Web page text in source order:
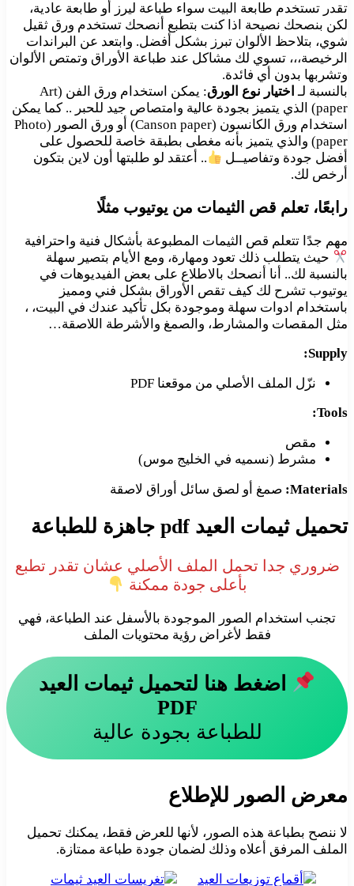
تقدر تستخدم طابعة البيت سواء طباعة ليرز أو طابعة عادية،
لكن بنصحك نصيحة اذا كنت بتطبع أنصحك تستخدم ورق ثقيل
شوي، بتلاحظ الألوان تبرز بشكل أفضل. وابتعد عن البراندات
الرخيصة،،، تسوي لك مشاكل عند طباعة الأوراق وتمتص الألوان
وتشربها بدون أي فائدة.
بالنسبة لـ اختيار نوع الورق
: يمكن استخدام ورق الفن (Art
paper) الذي يتميز بجودة عالية وامتصاص جيد للحبر .. كما يمكن
استخدام ورق الكانسون (Canson paper) أو ورق الصور (Photo
paper) والذي يتميز بأنه مغطى بطبقة خاصة للحصول على
أفضل جودة وتفاصيــل
.. أعتقد لو طلبتها أون لاين بتكون
أرخص لك.
رابعًا، تعلم قص الثيمات من يوتيوب مثلًا
مهم جدًا تتعلم قص الثيمات المطبوعة بأشكال فنية واحترافية
حيث يتطلب ذلك تعود ومهارة، ومع الأيام بتصير سهلة
بالنسبة لك.. أنا أنصحك بالاطلاع على بعض الفيديوهات في
يوتيوب تشرح لك كيف تقص الأوراق بشكل فني ومميز
باستخدام ادوات سهلة وموجودة بكل تأكيد عندك في البيت، ،
مثل المقصات والمشارط، والصمغ والأشرطة اللاصقة…
Supply:
نزّل الملف الأصلي من موقعنا PDF
Tools:
مقص
مشرط (نسميه في الخليج موس)
Materials: صمغ أو لصق سائل أوراق لاصقة
تحميل ثيمات العيد pdf جاهزة للطباعة
ضروري جدا تحمل الملف الأصلي عشان تقدر تطبع
بأعلى جودة ممكنة
تجنب استخدام الصور الموجودة بالأسفل عند الطباعة، فهي
فقط لأغراض رؤية محتويات الملف
اضغط هنا لتحميل ثيمات العيد
PDF
للطباعة بجودة عالية
معرض الصور للإطلاع
لا ننصح بطباعة هذه الصور، لأنها للعرض فقط، يمكنك تحميل
الملف المرفق أعلاه وذلك لضمان جودة طباعة ممتازة.